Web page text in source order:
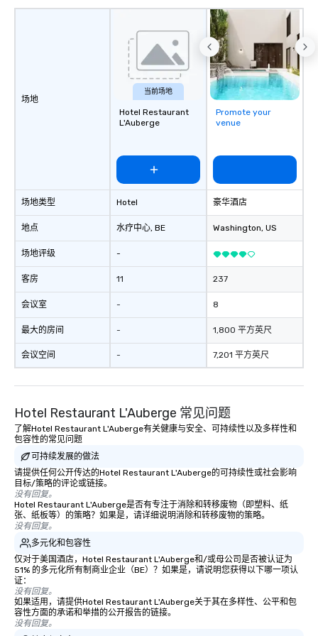
场地
场地类型
地点
场地评级
客房
会议室
最大的房间
会议空间
当前场地
Hotel Restaurant
L'Auberge
Hotel
水疗中心, BE
-
11
-
-
-
Promote your
venue
豪华酒店
Washington, US
237
8
1,800 平方英尺
7,201 平方英尺
Hotel Restaurant L'Auberge 常见问题
了解Hotel Restaurant L'Auberge有关健康与安全、可持续性以及多样性和
包容性的常见问题
可持续发展的做法
请提供任何公开传达的Hotel Restaurant L'Auberge的可持续性或社会影响
目标/策略的评论或链接。
没有回复。
Hotel Restaurant L'Auberge是否有专注于消除和转移废物（即塑料、纸
张、纸板等）的策略？如果是，请详细说明消除和转移废物的策略。
没有回复。
多元化和包容性
仅对于美国酒店，Hotel Restaurant L'Auberge和/或母公司是否被认证为
51% 的多元化所有制商业企业（BE）？如果是，请说明您获得以下哪一项认
证：
没有回复。
如果适用，请提供Hotel Restaurant L'Auberge关于其在多样性、公平和包
容性方面的承诺和举措的公开报告的链接。
没有回复。